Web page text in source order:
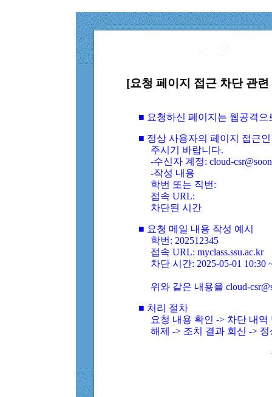
[요청 페이지 접근 차단 관
■ 요청하신 페이지는 웹공격
■ 정상 사용자의 페이지 접근
주시기 바랍니다.
-수신자 계정: cloud-
-작성 내용
학번 또는 직번:
접속 URL:
차단된 시간
■ 요청 메일 내용 작성 예시
학번: 202512345
접속 URL: myclass.ssu.ac.kr
차단 시간: 2025-05-01 10:30
위와 같은 내용을 cloud-
■ 처리 절차
요청 내용 확인 -> 차단 내
해제 -> 조치 결과 회신 ->